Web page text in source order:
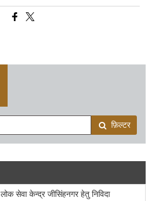
फ़िल्टर
लोक सेवा केन्द्र जीसिंहनगर हेतु निविदा